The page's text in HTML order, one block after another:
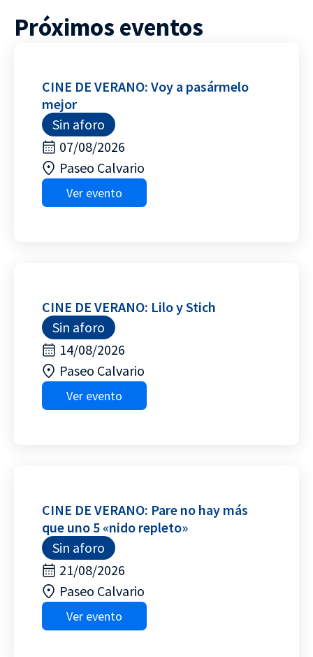
Próximos eventos
CINE DE VERANO: Voy a pasármelo
mejor
Sin aforo
07/08/2026
Paseo Calvario
Ver evento
CINE DE VERANO: Lilo y Stich
Sin aforo
14/08/2026
Paseo Calvario
Ver evento
CINE DE VERANO: Pare no hay más
que uno 5 «nido repleto»
Sin aforo
21/08/2026
Paseo Calvario
Ver evento